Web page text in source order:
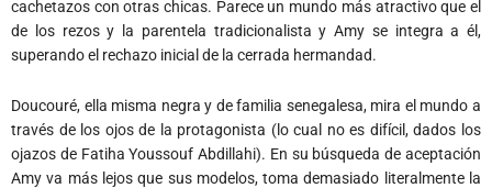
cachetazos con otras chicas. Parece un mundo más atractivo que el
de los rezos y la parentela tradicionalista y Amy se integra a él,
superando el rechazo inicial de la cerrada hermandad.
Doucouré, ella misma negra y de familia senegalesa, mira el mundo a
través de los ojos de la protagonista (lo cual no es difícil, dados los
ojazos de Fatiha Youssouf Abdillahi). En su búsqueda de aceptación
Amy va más lejos que sus modelos, toma demasiado literalmente la